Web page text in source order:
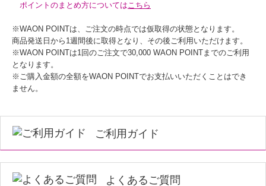
ポイントのまとめ方についてはこちら
※WAON POINTは、ご注文の時点では仮取得の状態となります。
商品発送日から1週間後に取得となり、その後ご利用いただけます。
※WAON POINTは1回のご注文で30,000 WAON POINTまでのご利用
となります。
※ご購入金額の全額をWAON POINTでお支払いいただくことはでき
ません。
ご利用ガイド
よくあるご質問